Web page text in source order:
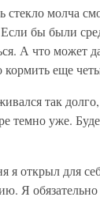
стекло молча
бы были
А что может
еще
так
темно уже.
я открыл для
Я